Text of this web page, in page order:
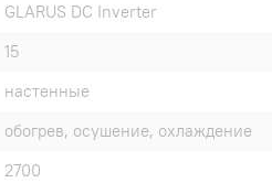
GLARUS DC Inverter
15
настенные
обогрев, осушение, охлаждение
2700